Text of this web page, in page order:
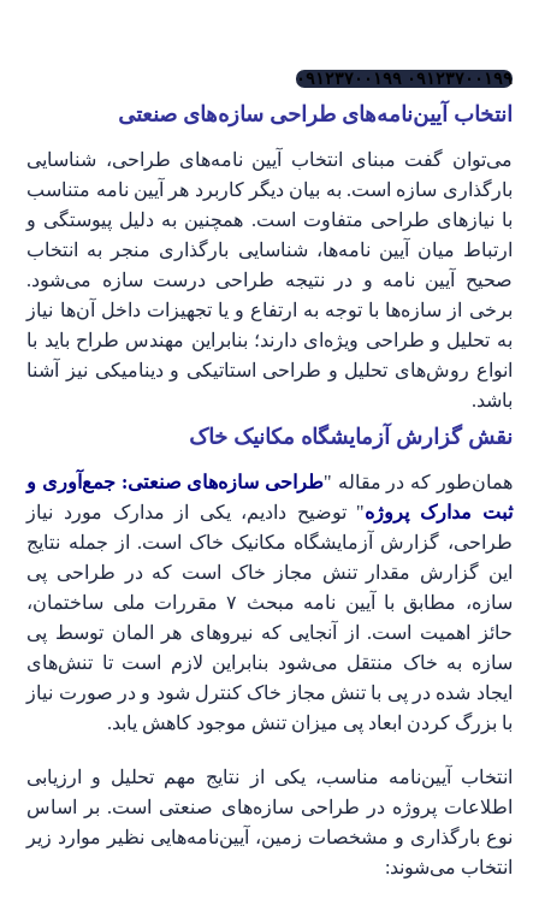
۰۹۱۲۳۷۰۰۱۹۹ ۰۹۱۲۳۷۰۰۱۹۹
انتخاب آیین‌نامه‌های طراحی سازه‌های صنعتی
می‌توان گفت مبنای انتخاب آیین نامه‌های طراحی، شناسایی
بارگذاری سازه است. به بیان دیگر کاربرد هر آیین نامه متناسب
با نیازهای طراحی متفاوت است. همچنین به دلیل پیوستگی و
ارتباط میان آیین نامه‌ها، شناسایی بارگذاری منجر به انتخاب
صحیح آیین نامه و در نتیجه طراحی درست سازه می‌شود.
برخی از سازه‌ها با توجه به ارتفاع و یا تجهیزات داخل آن‌ها نیاز
به تحلیل و طراحی ویژه‌ای دارند؛ بنابراین مهندس طراح باید با
انواع روش‌های تحلیل و طراحی استاتیکی و دینامیکی نیز آشنا
باشد.
نقش گزارش آزمایشگاه مکانیک خاک
همان‌طور که در مقاله "طراحی سازه‌های صنعتی: جمع‌آوری و
ثبت مدارک پروژه" توضیح دادیم، یکی از مدارک مورد نیاز
طراحی، گزارش آزمایشگاه مکانیک خاک است. از جمله نتایج
این گزارش مقدار تنش مجاز خاک است که در طراحی پی
سازه، مطابق با آیین نامه مبحث ۷ مقررات ملی ساختمان،
حائز اهمیت است. از آنجایی که نیرو‌های هر المان توسط پی
سازه به خاک منتقل می‌شود بنابراین لازم است تا تنش‌های
ایجاد شده در پی با تنش مجاز خاک کنترل شود و در صورت نیاز
با بزرگ کردن ابعاد پی میزان تنش موجود کاهش یابد.
انتخاب آیین‌نامه مناسب، یکی از نتایج مهم تحلیل و ارزیابی
اطلاعات پروژه در طراحی سازه‌های صنعتی است. بر اساس
نوع بارگذاری و مشخصات زمین، آیین‌نامه‌هایی نظیر موارد زیر
انتخاب می‌شوند: